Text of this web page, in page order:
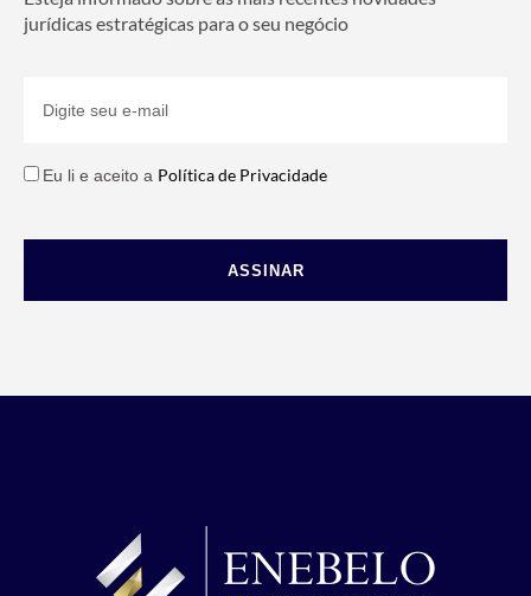
jurídicas estratégicas para o seu negócio
Eu li e aceito a Política de Privacidade
ASSINAR